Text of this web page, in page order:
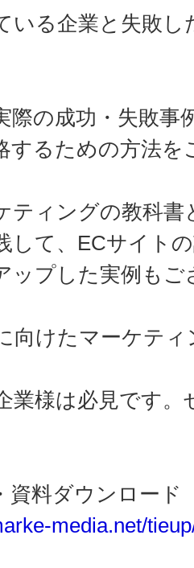
る企業と失敗し
の成功・失敗事
るための方法を
ィングの教科書
て、ECサイト
ップした実例もご
けたマーケティ
様は必見です。
ウンロード（
media.net/